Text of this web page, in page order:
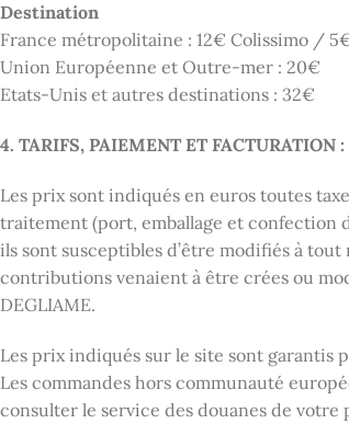
Destination
France métropolitaine : 12€ Colissimo /
Union Européenne et Outre-mer : 20€
Etats-Unis et autres destinations : 32€
4. TARIFS, PAIEMENT ET FACTURATION :
Les prix sont indiqués en euros toutes
traitement (port, emballage et confection
ils sont susceptibles d’être modifiés à
contributions venaient à être crées ou
DEGLIAME.
Les prix indiqués sur le site sont garantis
Les commandes hors communauté
consulter le service des douanes de